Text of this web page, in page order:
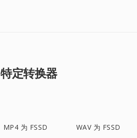
特定转换器
MP4 为 FSSD WAV 为 FSSD